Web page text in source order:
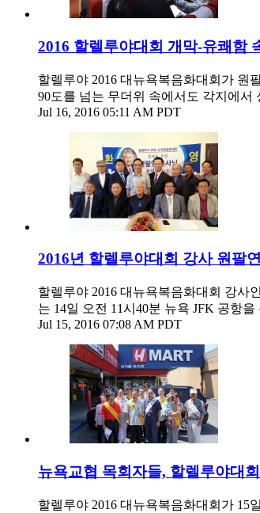
2016 할렐루야대회 개막-유쾌함
할렐루야 2016 대뉴욕복음화대회가 원
90도를 넘는 무더위 속에서도 각지에서
Jul 16, 2016 05:11 AM PDT
2016년 할렐루야대회 강사 원팔
할렐루야 2016 대뉴욕복음화대회 강사
는 14일 오전 11시40분 뉴욕 JFK 공항
Jul 15, 2016 07:08 AM PDT
뉴욕교협 목회자들, 할렐루야대
할렐루야 2016 대뉴욕복음화대회가 15